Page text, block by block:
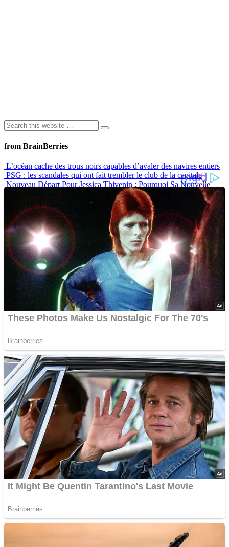
from BrainBerries
L’océan cache des trous noirs capables d’avaler des navires entiers
PSG : les scandales qui ont fait trembler le club de la capitale
Nouveau Départ Pour Jessica Thivenin : Pourquoi Sa Nouvelle
Maison À Dubaï Marque Un Vrai Tournant
Langage corporel : les lèvres disent souvent beaucoup plus qu’on
ne le pense
10 Histoires De Tatouages Qui Montrent Que Ce N’est Jamais
“Juste Un Dessin”
Advertisements